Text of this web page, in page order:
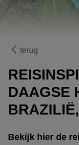
terug
DAAGSE
Bekijk hier de